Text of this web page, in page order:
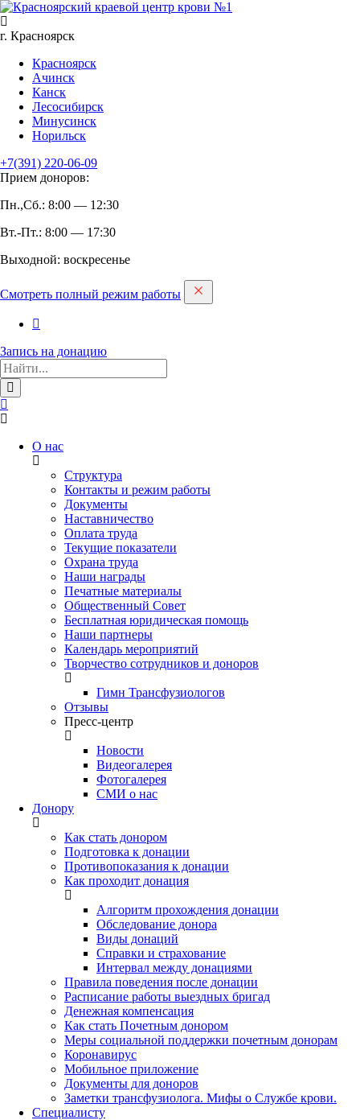
г. Красноярск
Красноярск
Ачинск
Канск
Лесосибирск
Минусинск
Норильск
+7(391) 220-06-09
Прием доноров:
Пн.,Сб.: 8:00 — 12:30
Вт.-Пт.: 8:00 — 17:30
Выходной: воскресенье
Смотреть полный режим работы
Запись на дoнацию
О нас
Структура
Контакты и режим работы
Документы
Наставничество
Оплата труда
Текущие показатели
Охрана труда
Наши награды
Печатные материалы
Общественный Совет
Бесплатная юридическая помощь
Наши партнеры
Календарь мероприятий
Творчество сотрудников и доноров
Гимн Трансфузиологов
Отзывы
Пресс-центр
Новости
Видеогалерея
Фотогалерея
СМИ о нас
Донору
Как стать донором
Подготовка к донации
Противопоказания к донации
Как проходит донация
Алгоритм прохождения донации
Обследование донора
Виды донаций
Справки и страхование
Интервал между донациями
Правила поведения после донации
Расписание работы выездных бригад
Денежная компенсация
Как стать Почетным донором
Меры социальной поддержки почетным донорам
Коронавирус
Мобильное приложение
Документы для доноров
Заметки трансфузиолога. Мифы о Службе крови.
Специалисту